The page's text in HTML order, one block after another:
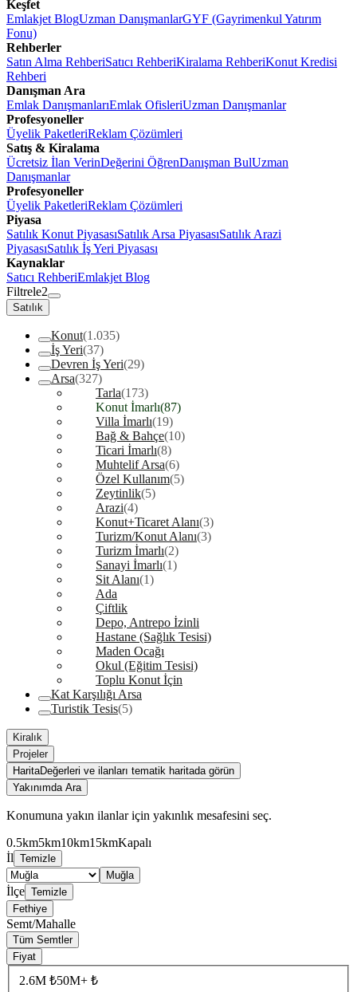
Keşfet
Emlakjet BlogUzman DanışmanlarGYF (Gayrimenkul Yatırım
Fonu)
Rehberler
Satın Alma RehberiSatıcı RehberiKiralama RehberiKonut Kredisi
Rehberi
Danışman Ara
Emlak DanışmanlarıEmlak OfisleriUzman Danışmanlar
Profesyoneller
Üyelik PaketleriReklam Çözümleri
Satış & Kiralama
Ücretsiz İlan VerinDeğerini ÖğrenDanışman BulUzman
Danışmanlar
Profesyoneller
Üyelik PaketleriReklam Çözümleri
Piyasa
Satılık Konut PiyasasıSatılık Arsa PiyasasıSatılık Arazi
PiyasasıSatılık İş Yeri Piyasası
Kaynaklar
Satıcı RehberiEmlakjet Blog
Filtrele2
Satılık
Konut(1.035)
İş Yeri(37)
Devren İş Yeri(29)
Arsa(327)
Tarla(173)
Konut İmarlı(87)
Villa İmarlı(19)
Bağ & Bahçe(10)
Ticari İmarlı(8)
Muhtelif Arsa(6)
Özel Kullanım(5)
Zeytinlik(5)
Arazi(4)
Konut+Ticaret Alanı(3)
Turizm/Konut Alanı(3)
Turizm İmarlı(2)
Sanayi İmarlı(1)
Sit Alanı(1)
Ada
Çiftlik
Depo, Antrepo İzinli
Hastane (Sağlık Tesisi)
Maden Ocağı
Okul (Eğitim Tesisi)
Toplu Konut İçin
Kat Karşılığı Arsa
Turistik Tesis(5)
Kiralık
Projeler
HaritaDeğerleri ve ilanları tematik haritada görün
Yakınımda Ara
Konumuna yakın ilanlar için yakınlık mesafesini seç.
0.5km5km10km15kmKapalı
İl Temizle
Muğla
İlçe Temizle
Fethiye
Semt/Mahalle
Tüm Semtler
Fiyat
2.6M ₺50M+ ₺